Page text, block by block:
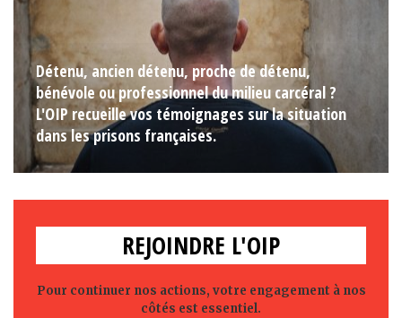
Détenu, ancien détenu, proche de détenu,
bénévole ou professionnel du milieu carcéral ?
L'OIP recueille vos témoignages sur la situation
dans les prisons françaises.
REJOINDRE L'OIP
Pour continuer nos actions, votre engagement à nos
côtés est essentiel.